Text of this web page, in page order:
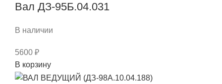
Вилка
95В.10.04.021
Вал ДЗ-95Б.04.031
В наличии
5600 ₽
Количество
товара
В корзину